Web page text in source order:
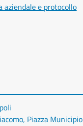
aziendale e protocollo
Piazza Municipio